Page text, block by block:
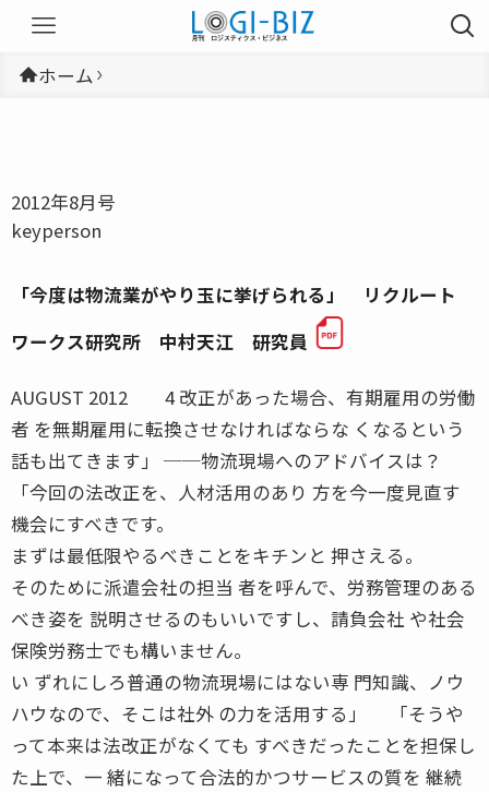
ホーム
2012年8月号
keyperson
「今度は物流業がやり玉に挙げられる」 リクルート
ワークス研究所 中村天江 研究員
AUGUST 2012 4 改正があった場合、有期雇用の労働
者 を無期雇用に転換させなければならな くなるという
話も出てきます」 ──物流現場へのアドバイスは？
「今回の法改正を、人材活用のあり 方を今一度見直す
機会にすべきです。
まずは最低限やるべきことをキチンと 押さえる。
そのために派遣会社の担当 者を呼んで、労務管理のある
べき姿を 説明させるのもいいですし、請負会社 や社会
保険労務士でも構いません。
い ずれにしろ普通の物流現場にはない専 門知識、ノウ
ハウなので、そこは社外 の力を活用する」 「そうや
って本来は法改正がなくても すべきだったことを担保し
た上で、一 緒になって合法的かつサービスの質を 継続